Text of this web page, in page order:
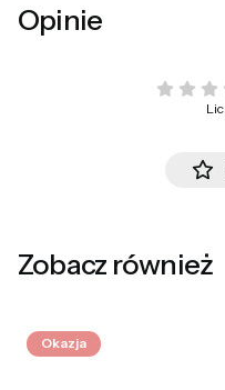
Opinie
Zobacz również
Okazja